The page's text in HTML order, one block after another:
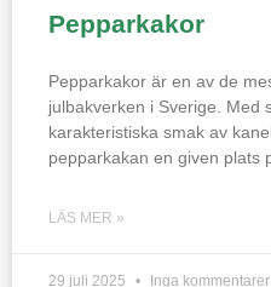
Pepparkakor
Pepparkakor är en av de
julbakverken i Sverige. Med
karakteristiska smak av
pepparkakan en given plats
LÄS MER »
29 juli 2025 Inga kommentarer